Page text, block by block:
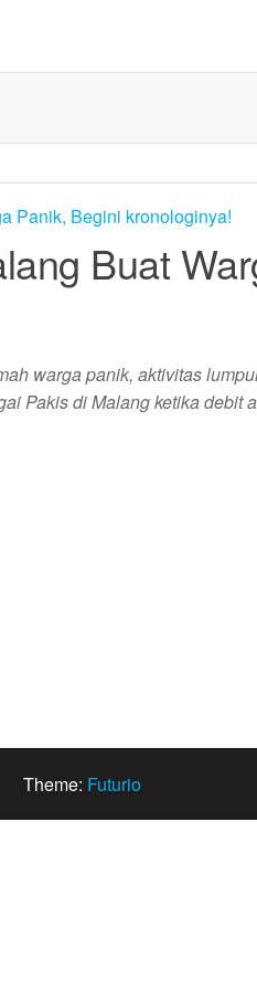
Buat
warga panik, aktivitas
Pakis di Malang ketika debit
Theme: Futurio